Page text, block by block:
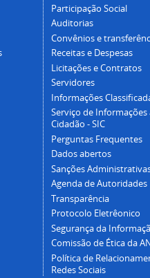
Participação Social
Auditorias
Convênios e
Receitas e Despesas
Licitações e Contratos
Servidores
Informações
Serviço de Informações
Cidadão - SIC
Perguntas Frequentes
Dados abertos
Sanções
Agenda de Autoridades
Transparência
Protocolo Eletrêonico
Segurança da
Comissão de Ética da
Política de
Redes Sociais